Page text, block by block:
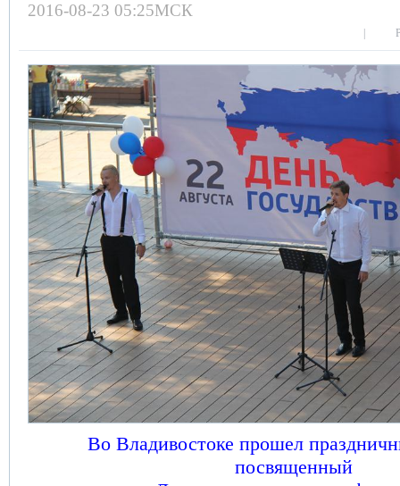
2016-08-23 05:25МСК
Во Владивостоке прошел
посвященный